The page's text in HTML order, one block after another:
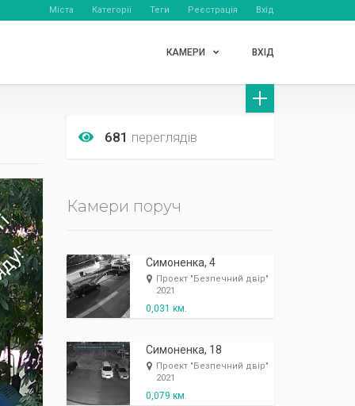
Міста Категорії Теги Реєстрація Вхід
КАМЕРИ ВХІД
681 переглядів
Камери поруч
Симоненка, 4
Проект "Безпечний двір"
2021
0,031 км.
Симоненка, 18
Проект "Безпечний двір"
2021
0,079 км.